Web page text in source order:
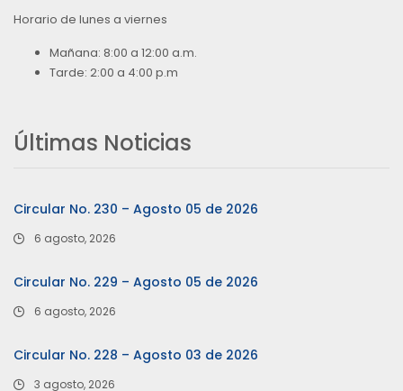
Horario de lunes a viernes
Mañana: 8:00 a 12:00 a.m.
Tarde: 2:00 a 4:00 p.m
Últimas Noticias
Circular No. 230 – Agosto 05 de 2026
6 agosto, 2026
Circular No. 229 – Agosto 05 de 2026
6 agosto, 2026
Circular No. 228 – Agosto 03 de 2026
3 agosto, 2026